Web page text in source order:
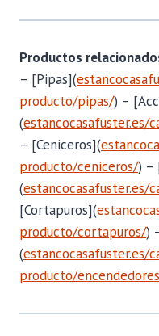
Productos
– [Pipas](
producto/pipas/) –
(estancocasafuster.es/
– [Ceniceros](
producto/ceniceros/) –
(
[Cortapuros](
producto/cortapuros/)
(estancocasafuster.es/
producto/